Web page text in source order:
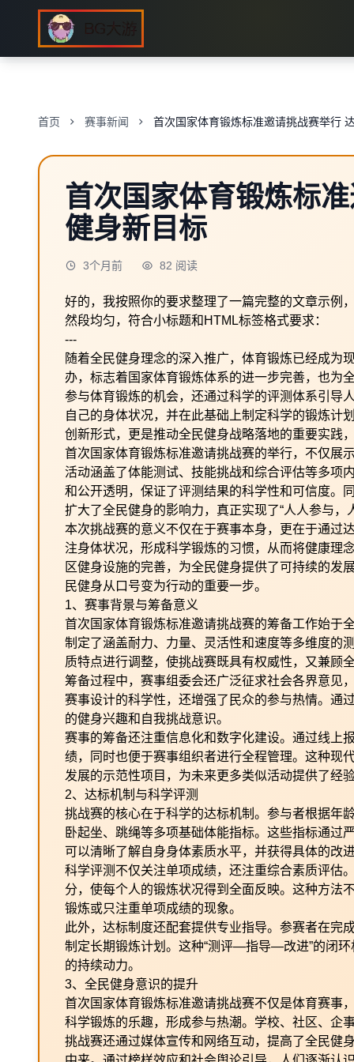
首页 赛事新闻 首次国家体育锻炼标准邀请挑战赛举行
首次国家体育锻炼标
健身新目标
3个月前 82 阅读
好的，我按照你的要求整理了一篇完整的文章示例
然段均匀，符合小标题和HTML标签格式要求：
---
随着全民健身理念的深入推广，体育锻炼已经成为
办，标志着国家体育锻炼体系的进一步完善，也为
参与体育锻炼的机会，还通过科学的评测体系引导
自己的身体状况，并在此基础上制定科学的锻炼计
创新形式，更是推动全民健身战略落地的重要实践
首次国家体育锻炼标准邀请挑战赛的举行，不仅展
活动涵盖了体能测试、技能挑战和综合评估等多项
和公开透明，保证了评测结果的科学性和可信度。
扩大了全民健身的影响力，真正实现了“人人参与，
本次挑战赛的意义不仅在于赛事本身，更在于通过
注身体状况，形成科学锻炼的习惯，从而将健康理
区健身设施的完善，为全民健身提供了可持续的发
民健身从口号变为行动的重要一步。
1、赛事背景与筹备意义
首次国家体育锻炼标准邀请挑战赛的筹备工作始于
制定了涵盖耐力、力量、灵活性和速度等多维度的
质特点进行调整，使挑战赛既具有权威性，又兼顾
筹备过程中，赛事组委会还广泛征求社会各界意见
赛事设计的科学性，还增强了民众的参与热情。通
的健身兴趣和自我挑战意识。
赛事的筹备还注重信息化和数字化建设。通过线上
绩，同时也便于赛事组织者进行全程管理。这种现
发展的示范性项目，为未来更多类似活动提供了经
2、达标机制与科学评测
挑战赛的核心在于科学的达标机制。参与者根据年
卧起坐、跳绳等多项基础体能指标。这些指标通过
可以清晰了解自身身体素质水平，并获得具体的改
科学评测不仅关注单项成绩，还注重综合素质评估
分，使每个人的锻炼状况得到全面反映。这种方法
锻炼或只注重单项成绩的现象。
此外，达标制度还配套提供专业指导。参赛者在完
制定长期锻炼计划。这种“测评—指导—改进”的闭
的持续动力。
3、全民健身意识的提升
首次国家体育锻炼标准邀请挑战赛不仅是体育赛事
科学锻炼的乐趣，形成参与热潮。学校、社区、企
挑战赛还通过媒体宣传和网络互动，提高了全民健